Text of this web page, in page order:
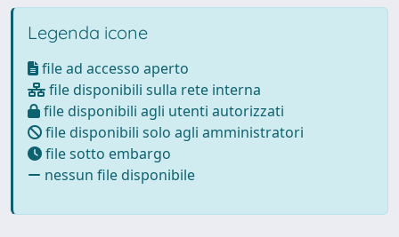
Legenda icone
file ad accesso aperto
file disponibili sulla rete interna
file disponibili agli utenti autorizzati
file disponibili solo agli amministratori
file sotto embargo
nessun file disponibile